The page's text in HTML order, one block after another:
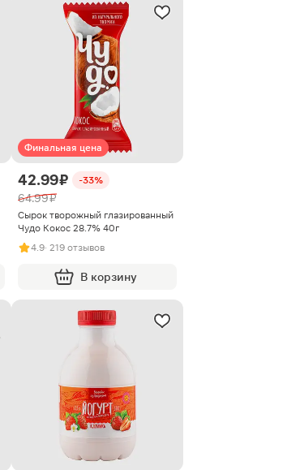
Финальная цена
42.99 ₽ -33%
64.99 ₽
Сырок творожный глазированный
Чудо Кокос 28.7% 40г
4.9· 219 отзывов
В корзину